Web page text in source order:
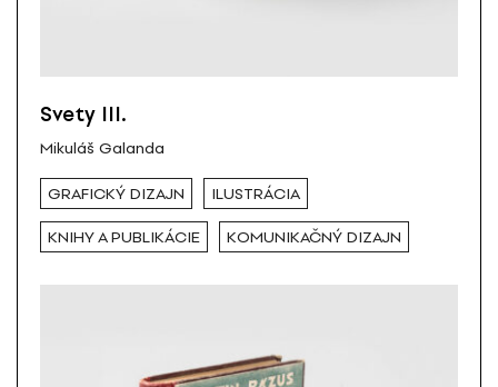
Svety III.
Mikuláš Galanda
GRAFICKÝ DIZAJN ILUSTRÁCIA
KNIHY A PUBLIKÁCIE KOMUNIKAČNÝ DIZAJN